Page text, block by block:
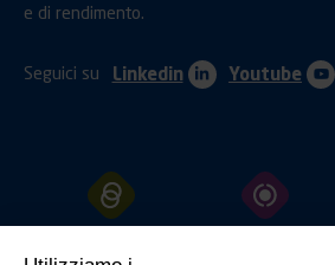
e di rendimento.
Seguici su Linkedin Youtube